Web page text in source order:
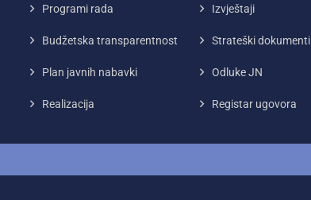
Programi rada Izvještaji
Budžetska transparentnost Strateški dokumenti
Plan javnih nabavki Odluke JN
Realizacija Registar ugovora